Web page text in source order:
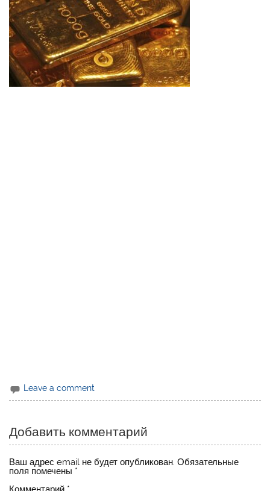
Leave a comment
Добавить комментарий
Ваш адрес email не будет опубликован. Обязательные
поля помечены *